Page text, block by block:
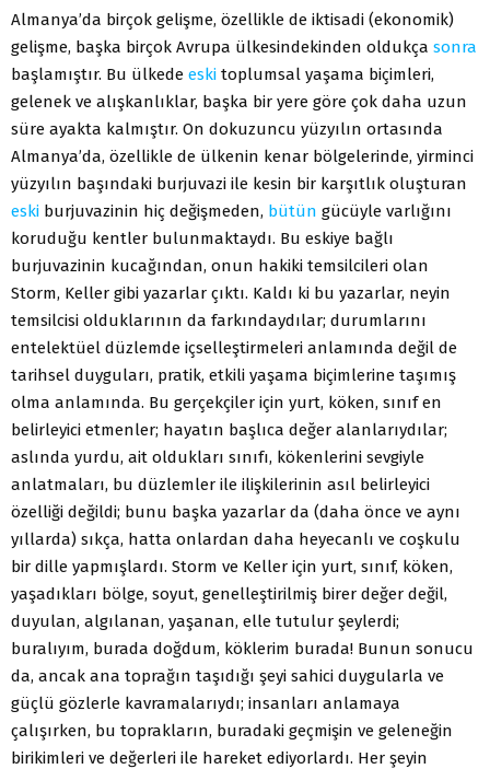
Almanya’da birçok gelişme, özellikle de iktisadi (ekonomik)
gelişme, başka birçok Avrupa ülkesindekinden oldukça sonra
başlamıştır. Bu ülkede eski toplumsal yaşama biçimleri,
gelenek ve alışkanlıklar, başka bir yere göre çok daha uzun
süre ayakta kalmıştır. On dokuzuncu yüzyılın ortasında
Almanya’da, özellikle de ülkenin kenar bölgelerinde, yirminci
yüzyılın başındaki burjuvazi ile kesin bir karşıtlık oluşturan
eski burjuvazinin hiç değişmeden, bütün gücüyle varlığını
koruduğu kentler bulunmaktaydı. Bu eskiye bağlı
burjuvazinin kucağından, onun hakiki temsilcileri olan
Storm, Keller gibi yazarlar çıktı. Kaldı ki bu yazarlar, neyin
temsilcisi olduklarının da farkındaydılar; durumlarını
entelektüel düzlemde içselleştirmeleri anlamında değil de
tarihsel duyguları, pratik, etkili yaşama biçimlerine taşımış
olma anlamında. Bu gerçekçiler için yurt, köken, sınıf en
belirleyici etmenler; hayatın başlıca değer alanlarıydılar;
aslında yurdu, ait oldukları sınıfı, kökenlerini sevgiyle
anlatmaları, bu düzlemler ile ilişkilerinin asıl belirleyici
özelliği değildi; bunu başka yazarlar da (daha önce ve aynı
yıllarda) sıkça, hatta onlardan daha heyecanlı ve coşkulu
bir dille yapmışlardı. Storm ve Keller için yurt, sınıf, köken,
yaşadıkları bölge, soyut, genelleştirilmiş birer değer değil,
duyulan, algılanan, yaşanan, elle tutulur şeylerdi;
buralıyım, burada doğdum, köklerim burada! Bunun sonucu
da, ancak ana toprağın taşıdığı şeyi sahici duygularla ve
güçlü gözlerle kavramalarıydı; insanları anlamaya
çalışırken, bu toprakların, buradaki geçmişin ve geleneğin
birikimleri ve değerleri ile hareket ediyorlardı. Her şeyin